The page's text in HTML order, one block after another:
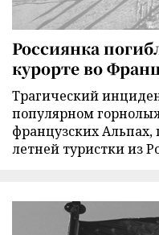
Россиянка
курорте во
Трагический
популярном
французских Альпах,
летней туристки из